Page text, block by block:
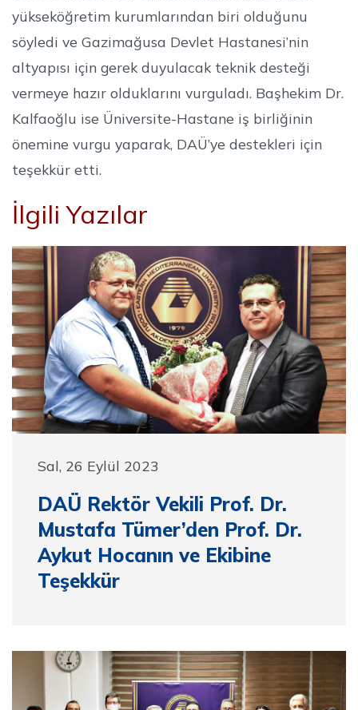
yükseköğretim kurumlarından biri olduğunu
söyledi ve Gazimağusa Devlet Hastanesi’nin
altyapısı için gerek duyulacak teknik desteği
vermeye hazır olduklarını vurguladı. Başhekim Dr.
Kalfaoğlu ise Üniversite-Hastane iş birliğinin
önemine vurgu yaparak, DAÜ’ye destekleri için
teşekkür etti.
İlgili Yazılar
Sal, 26 Eylül 2023
DAÜ Rektör Vekili Prof. Dr.
Mustafa Tümer’den Prof. Dr.
Aykut Hocanın ve Ekibine
Teşekkür